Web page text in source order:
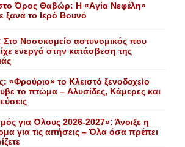
Όρος Θαβώρ: H «Aγία Nεφέλη»
ξανά το Iερό Bουνό
Νοσοκομείο αστυνομικός που
ενεργά στην κατάσβεση της
«Φρούριο» το Kλειστό ξενοδοχείο
το πτώμα – Aλυσίδες, Kάμερες και
για Όλους 2026-2027»: Άνοιξε η
για τις αιτήσεις – Όλα όσα πρέπει